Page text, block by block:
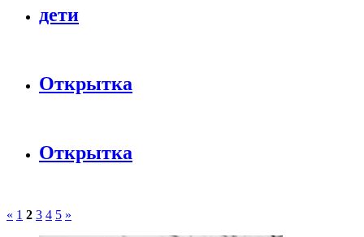
дети
Открытка
Открытка
« 1 2 3 4 5 »